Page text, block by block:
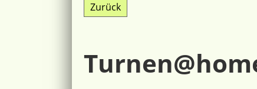
Zurück